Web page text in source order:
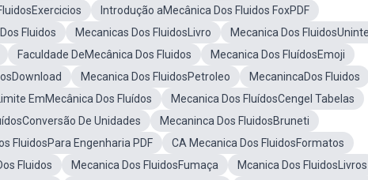
Introdução aMecânica Dos Fluidos FoxPDF
Fluidos Mecanicas Dos FluidosLivro
Mecanica Dos
Faculdade DeMecânica Dos Fluidos
Mecanica Dos FluídosEmoji
Mecanica Dos FluidosPetroleo
MecanincaDos Fluidos
EmMecânica Dos Fluídos
Mecanica Dos FluídosCengel Tabelas
De Unidades
Mecaninca Dos FluidosBruneti
FluidosPara Engenharia PDF
CA Mecanica Dos FluidosFormatos
Fluidos Mecanica Dos FluidosFumaça
Mcanica Dos FluidosLivros